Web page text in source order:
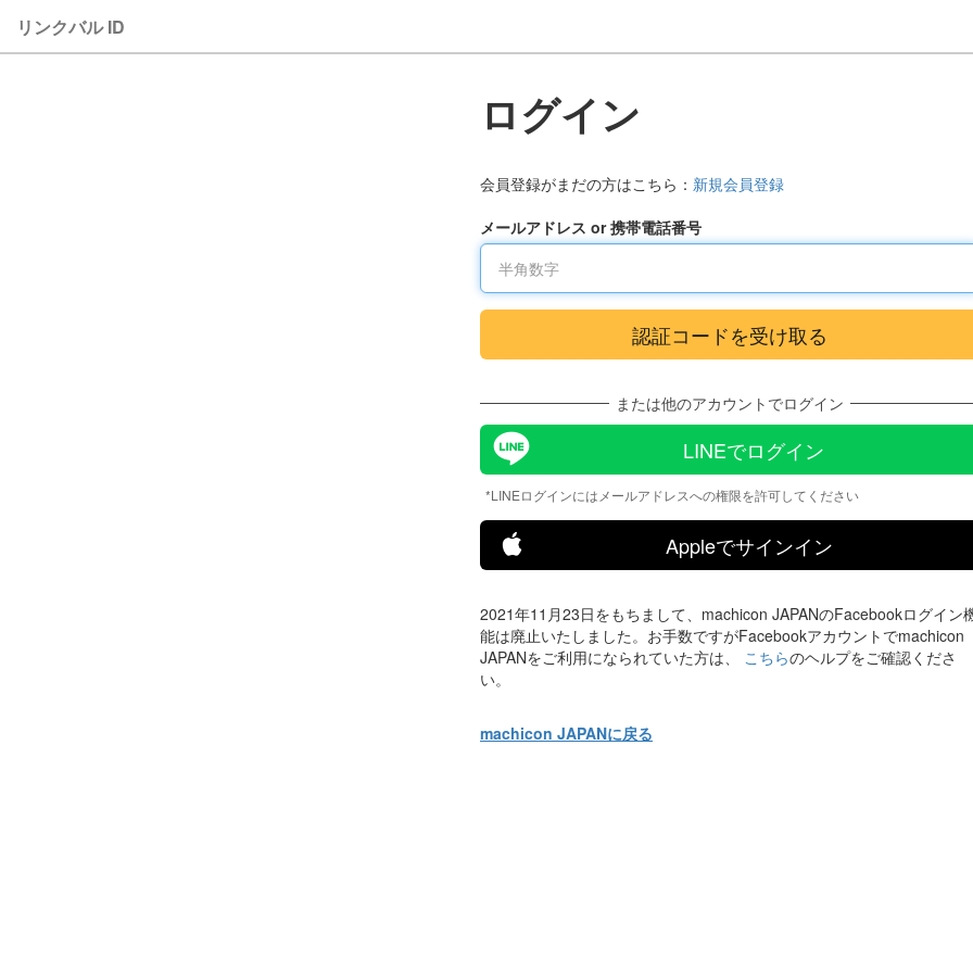
リンクバル ID
ログイン
会員登録がまだの方はこちら： 新規会員登録
メールアドレス or 携帯電話番号
または他のアカウントでログイン
LINEでログイン
*LINEログインにはメールアドレスへの権限を許可してください
Appleでサインイン
2021年11月23日をもちまして、machicon JAPANのFacebookログイン
能は廃止いたしました。お手数ですがFacebookアカウントでmachicon
JAPANをご利用になられていた方は、 こちらのヘルプをご確認くださ
い。
machicon JAPANに戻る